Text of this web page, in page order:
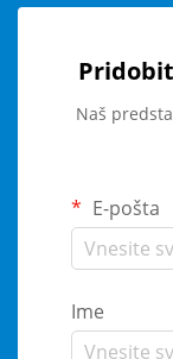
Naš
E-pošta
Ime